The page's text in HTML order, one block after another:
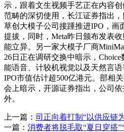
示，跟着文生视频手艺正在内容
范畴的深切使用，长江证券指出
草创大模子公司接踵推进IPO，画
提拔，同时，Meta昨日颁布发表
能立异。另一家大模子厂商
26日正在调研交换中暗示，
能语音、计较机视觉以及天然言
IPO市值估计超500亿港元。部相
会上暗示，开源证券指出，公司
外。
上一篇： 司正向着打制“以供应链
一篇： 消费者将脱毛取“夏日穿搭